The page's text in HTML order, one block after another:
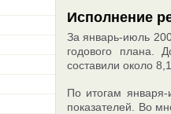
Исполнение
За январь-июль
годового плана.
составили около
По итогам
показателей. Во